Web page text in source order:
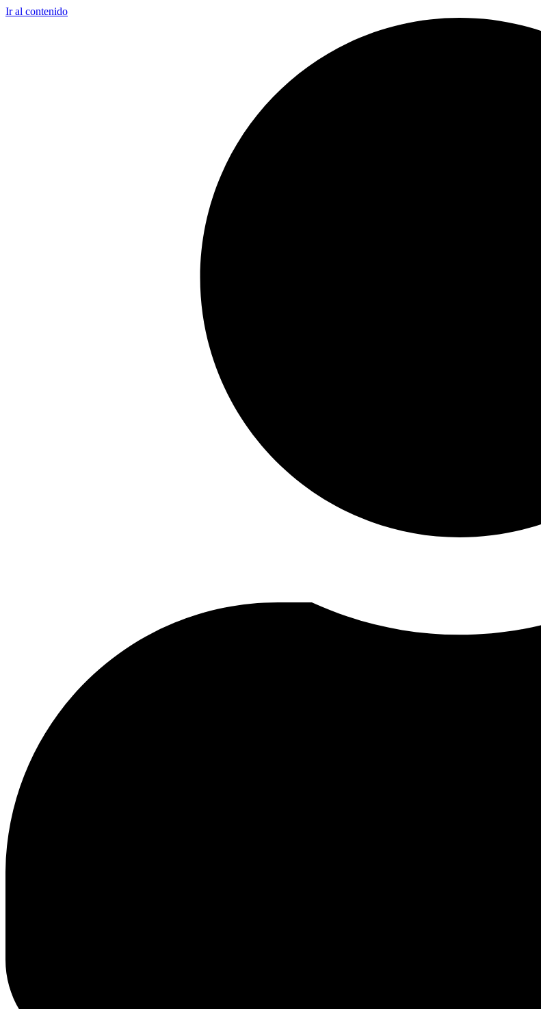
Ir al contenido